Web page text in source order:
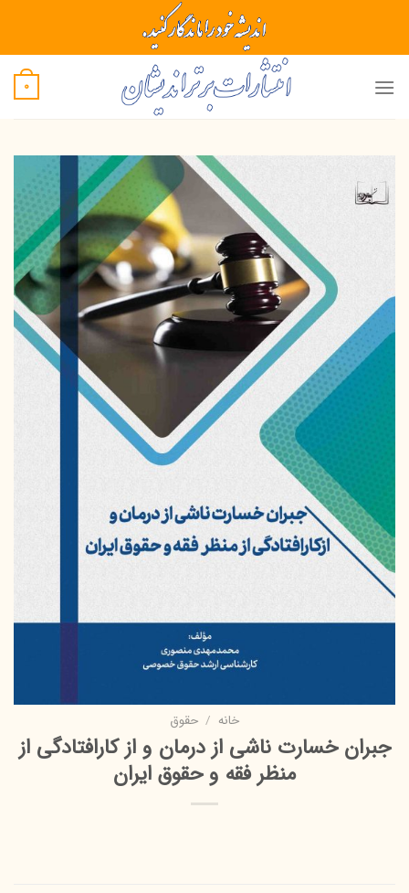
content
0
خانه / حقوق
جبران خسارت ناشی از درمان و از کارافتادگی از
منظر فقه و حقوق ایران